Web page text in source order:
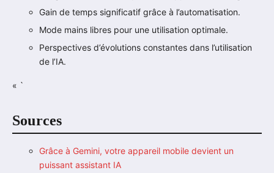
Gain de temps significatif grâce à l’automatisation.
Mode mains libres pour une utilisation optimale.
Perspectives d’évolutions constantes dans l’utilisation
de l’IA.
« `
Sources
Grâce à Gemini, votre appareil mobile devient un
puissant assistant IA